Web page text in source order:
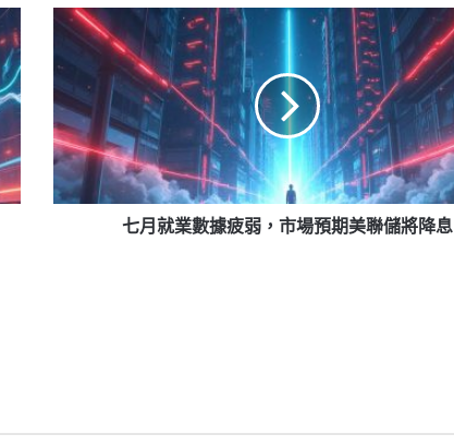
七
就
業
數
據
疲
弱，
市
七月就業數據疲弱，市場預期美聯儲將降息